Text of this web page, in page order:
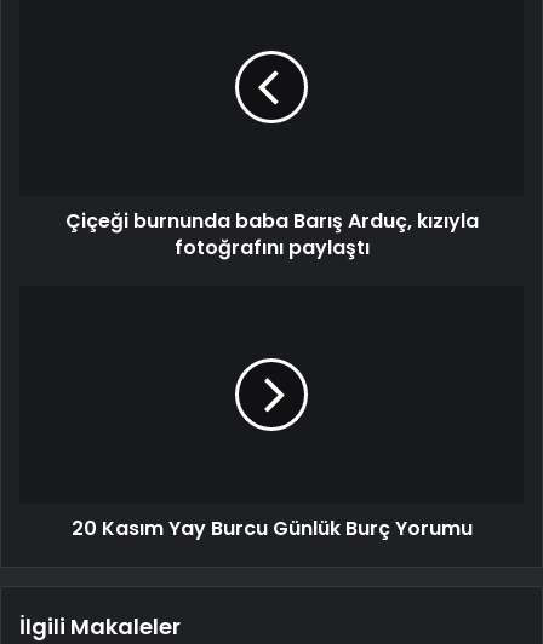
Çiçeği burnunda baba Barış Arduç, kızıyla
fotoğrafını paylaştı
20 Kasım Yay Burcu Günlük Burç Yorumu
İlgili Makaleler